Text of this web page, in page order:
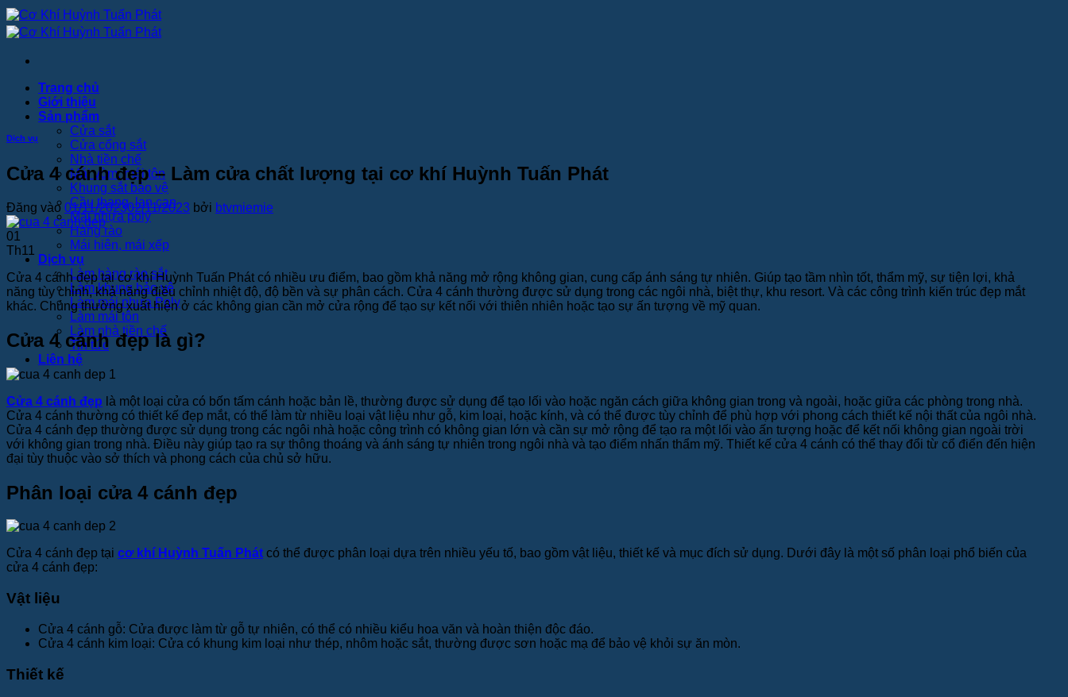
Bỏ
qua
nội
Trang chủ
Giới thiệu
Sản phẩm
Cửa sắt
Cửa cổng sắt
Nhà tiền chế
Mái vòm, mái tôn
Khung sắt bảo vệ
Cầu thang, lan can
Mái nhựa poly
Hàng rào
Mái hiên, mái xếp
Dịch vụ
Làm hàng rào sắt
Làm khung bảo vệ
Làm mái nhựa Poly
Làm mái tôn
Làm nhà tiền chế
Tin tức
Liên hệ
Dịch vụ
Cửa 4 cánh đẹp – Làm cửa chất lượng tại cơ khí Huỳnh Tuấn Phát
Đăng vào01/11/202302/11/2023 bởi btvmiemie
01
Th11
Cửa 4 cánh đẹp tại cơ khí Huỳnh Tuấn Phát có nhiều ưu điểm, bao gồm khả năng mở rộng không gian, cung cấp ánh sáng tự nhiên. Giúp tạo tầm nhìn tốt, thẩm mỹ, sự tiện lợi, khả
năng tùy chỉnh, khả năng điều chỉnh nhiệt độ, độ bền và sự phân cách. Cửa 4 cánh thường được sử dụng trong các ngôi nhà, biệt thự, khu resort. Và các công trình kiến trúc đẹp mắt
khác. Chúng thường xuất hiện ở các không gian cần mở cửa rộng để tạo sự kết nối với thiên nhiên hoặc tạo sự ấn tượng về mỹ quan.
Cửa 4 cánh đẹp là gì?
Cửa 4 cánh đẹp là một loại cửa có bốn tấm cánh hoặc bản lề, thường được sử dụng để tạo lối vào hoặc ngăn cách giữa không gian trong và ngoài, hoặc giữa các phòng trong nhà.
Cửa 4 cánh thường có thiết kế đẹp mắt, có thể làm từ nhiều loại vật liệu như gỗ, kim loại, hoặc kính, và có thể được tùy chỉnh để phù hợp với phong cách thiết kế nội thất của ngôi nhà.
Cửa 4 cánh đẹp thường được sử dụng trong các ngôi nhà hoặc công trình có không gian lớn và cần sự mở rộng để tạo ra một lối vào ấn tượng hoặc để kết nối không gian ngoài trời
với không gian trong nhà. Điều này giúp tạo ra sự thông thoáng và ánh sáng tự nhiên trong ngôi nhà và tạo điểm nhấn thẩm mỹ. Thiết kế cửa 4 cánh có thể thay đổi từ cổ điển đến hiện
đại tùy thuộc vào sở thích và phong cách của chủ sở hữu.
Phân loại cửa 4 cánh đẹp
Cửa 4 cánh đẹp tại cơ khí Huỳnh Tuấn Phát có thể được phân loại dựa trên nhiều yếu tố, bao gồm vật liệu, thiết kế và mục đích sử dụng. Dưới đây là một số phân loại phổ biến của
cửa 4 cánh đẹp:
Vật liệu
Cửa 4 cánh gỗ: Cửa được làm từ gỗ tự nhiên, có thể có nhiều kiểu hoa văn và hoàn thiện độc đáo.
Cửa 4 cánh kim loại: Cửa có khung kim loại như thép, nhôm hoặc sắt, thường được sơn hoặc mạ để bảo vệ khỏi sự ăn mòn.
Thiết kế